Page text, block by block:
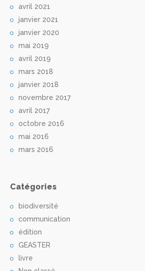
avril 2021
janvier 2021
janvier 2020
mai 2019
avril 2019
mars 2018
janvier 2018
novembre 2017
avril 2017
octobre 2016
mai 2016
mars 2016
Catégories
biodiversité
communication
édition
GEASTER
livre